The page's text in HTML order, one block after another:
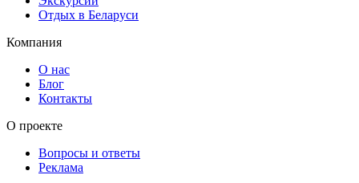
Отдых в Беларуси
Компания
О нас
Блог
Контакты
О проекте
Вопросы и ответы
Реклама